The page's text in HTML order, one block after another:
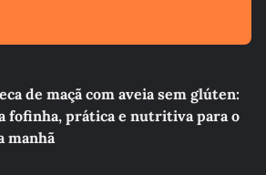
de maçã com aveia sem glúten:
fofinha, prática e nutritiva para o
manhã